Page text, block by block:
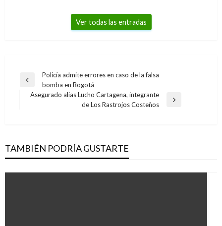
Ver todas las entradas
Navegación
Entrada
anterior
Policía admite errores en caso de la falsa
bomba en Bogotá
Asegurado alias Lucho Cartagena, integrante
de Los Rastrojos Costeños
TAMBIÉN PODRÍA GUSTARTE